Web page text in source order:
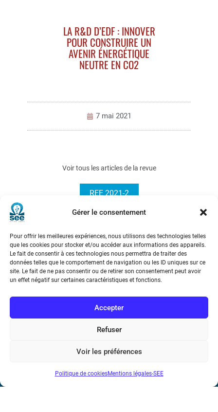
Gérer le consentement
Pour offrir les meilleures expériences, nous utilisons des technologies telles
que les cookies pour stocker et/ou accéder aux informations des appareils.
Le fait de consentir à ces technologies nous permettra de traiter des
données telles que le comportement de navigation ou les ID uniques sur ce
site. Le fait de ne pas consentir ou de retirer son consentement peut avoir
un effet négatif sur certaines caractéristiques et fonctions.
Accepter
Refuser
Voir les préférences
Politique de cookiesMentions légales-SEE
LA R&D D’EDF : INNOVER
POUR CONSTRUIRE UN
AVENIR ÉNERGÉTIQUE
NEUTRE EN CO2
7 mai 2021
Voir tous les articles de la revue
REE 2021-2
Société de l’Electricité, de l’Electronique et des Technologies
75116 Paris
Téléphone : (+33) 1 56 90 37 17
N° de SIREN : 785 393 232, Code APE : 9412Z TVA intra-